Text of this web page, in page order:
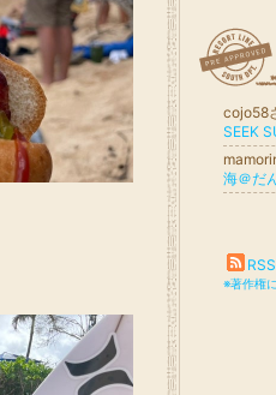
cojo58
SEEK
海＠だ
RSS
※著作権